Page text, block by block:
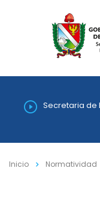
Secretaria de
Inicio Normatividad